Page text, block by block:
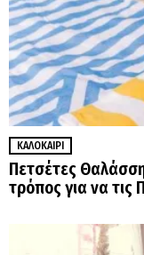
ΚΑΛΟΚΑΊΡΙ
Πετσέτες
τρόπος για να τις